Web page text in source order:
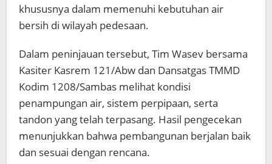
khususnya dalam memenuhi kebutuhan air
bersih di wilayah pedesaan.
Dalam peninjauan tersebut, Tim Wasev bersama
Kasiter Kasrem 121/Abw dan Dansatgas TMMD
Kodim 1208/Sambas melihat kondisi
penampungan air, sistem perpipaan, serta
tandon yang telah terpasang. Hasil pengecekan
menunjukkan bahwa pembangunan berjalan baik
dan sesuai dengan rencana.